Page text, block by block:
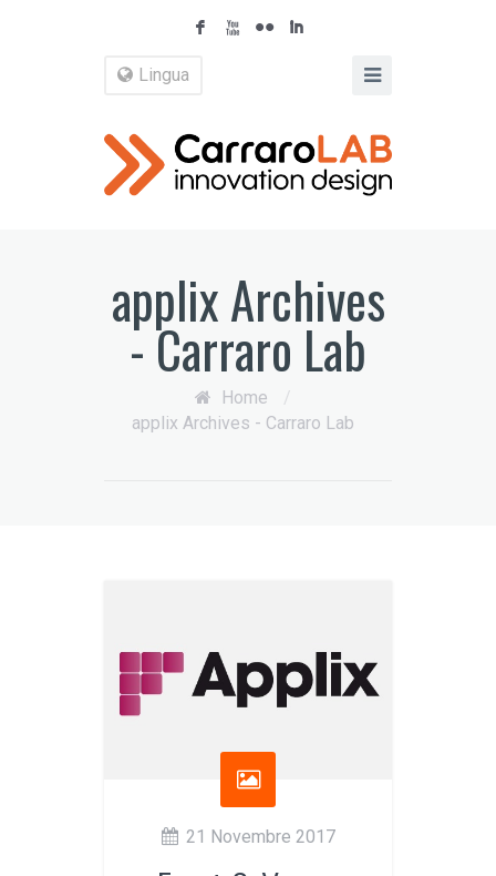
F X N I
Lingua
applix Archives
- Carraro Lab
Home
/
applix Archives - Carraro Lab
21 Novembre 2017